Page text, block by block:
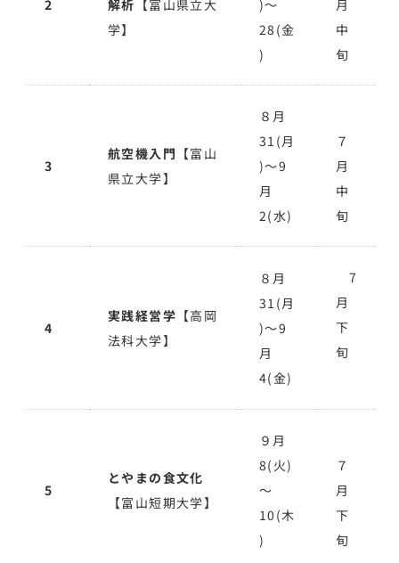
2 解析 【富山県立大
学】
)～
28(金
)
月
中
旬
3
航空機入門 【富山
県立大学】
８月
31(月
)～9
月
2(水)
７
月
中
旬
4
実践経営学 【高岡
法科大学】
８月
31(月
)～9
月
4(金)
7
月
下
旬
5
とやまの食文化
【富山短期大学】
９月
8(火)
～
10(木
)
７
月
下
旬